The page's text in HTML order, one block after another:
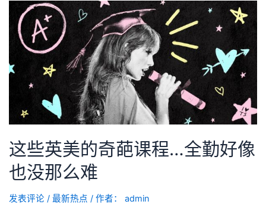
这些英美的奇葩课程…全勤好像
也没那么难
发表评论 / 最新热点 / 作者： admin